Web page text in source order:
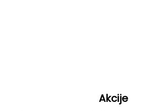
Akcije